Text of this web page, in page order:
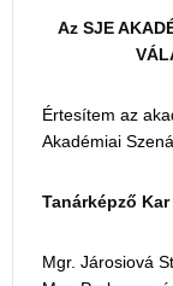
Az SJE
Értesítem az
Akadémiai
Tanárképző
Mgr. Járosiová